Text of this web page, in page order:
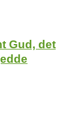
Gud, det